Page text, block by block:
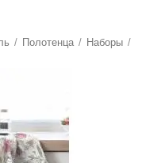
/ Полотенца / Наборы /